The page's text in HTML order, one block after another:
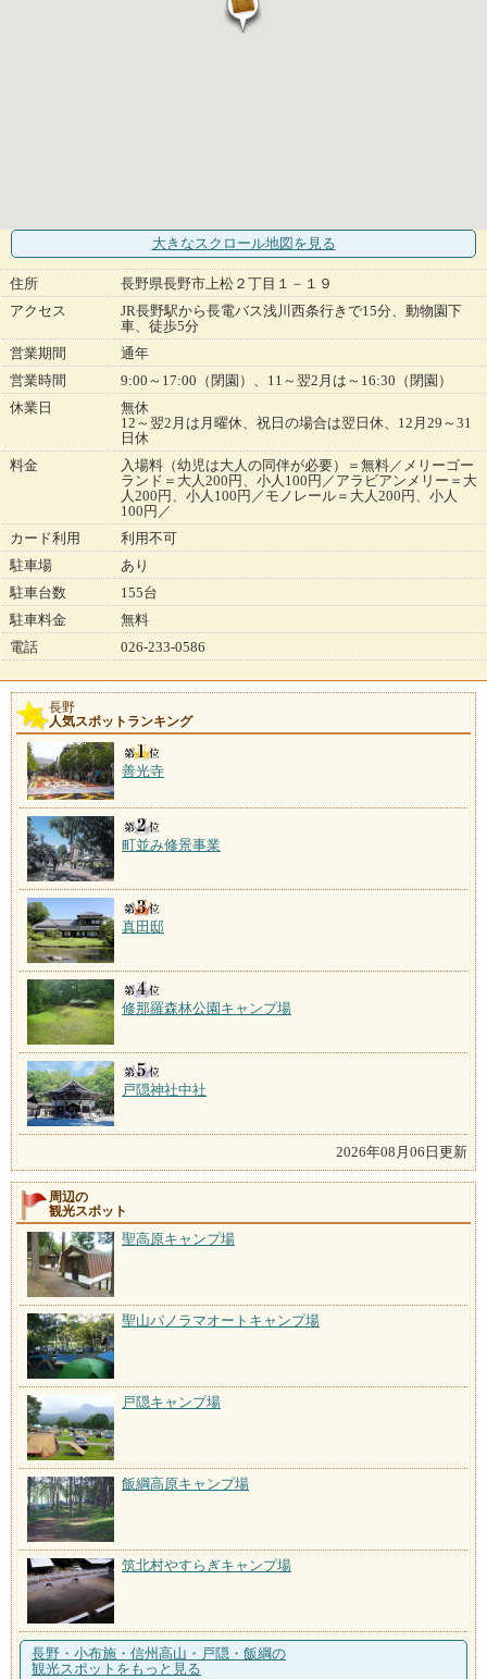
大きなスクロール地図 を見る
住所
長野県長野市上松２丁目１－１９
アクセス
JR長野駅から長電バス浅川西条行きで15分、動物園下
車、徒歩5分
営業期間
通年
営業時間
9:00～17:00（閉園）、11～翌2月は～16:30（閉園）
休業日
無休
12～翌2月は月曜休、祝日の場合は翌日休、12月29～31
日休
料金
入場料（幼児は大人の同伴が必要）＝無料／メリーゴー
ランド＝大人200円、小人100円／アラビアンメリー＝大
人200円、小人100円／モノレール＝大人200円、小人
100円／
カード利用
利用不可
駐車場
あり
駐車台数
155台
駐車料金
無料
電話
026-233-0586
長野
人気スポットランキング
善光寺
町並み修景事業
真田邸
修那羅森林公園キャンプ場
戸隠神社中社
2026年08月06日更新
周辺の
観光スポット
聖高原キャンプ場
聖山パノラマオートキャンプ場
戸隠キャンプ場
飯綱高原キャンプ場
筑北村やすらぎキャンプ場
長野・小布施・信州高山・戸隠・飯綱の
観光スポットをもっと見る